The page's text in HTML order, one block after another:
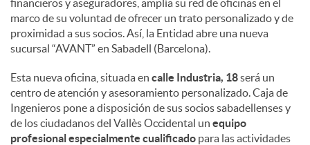
marco de su voluntad de ofrecer un trato personalizado y de
proximidad a sus socios. Así, la Entidad abre una nueva
sucursal “AVANT” en Sabadell (Barcelona).
Esta nueva oficina, situada en calle Industria, 18será un
centro de atención y asesoramiento personalizado. Caja de
Ingenieros pone a disposición de sus socios sabadellenses y
de los ciudadanos del Vallès Occidental un equipo
profesional especialmente cualificado para las actividades